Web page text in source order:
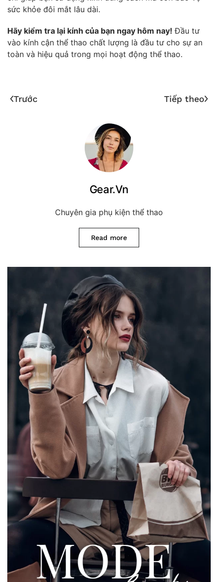
sức khỏe đôi mắt lâu dài.
Hãy kiểm tra lại kính của bạn ngay hôm nay! Đầu tư
vào kính cận thể thao chất lượng là đầu tư cho sự an
toàn và hiệu quả trong mọi hoạt động thể thao.
Trước Tiếp theo
Gear.Vn
Chuyên gia phụ kiện thể thao
Read more